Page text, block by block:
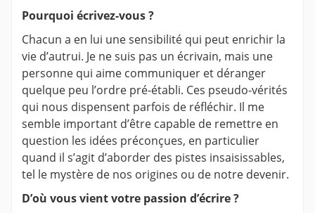
Pourquoi écrivez-vous ?
Chacun a en lui une sensibilité qui peut enrichir la
vie d’autrui. Je ne suis pas un écrivain, mais une
personne qui aime communiquer et déranger
quelque peu l’ordre pré-établi. Ces pseudo-vérités
qui nous dispensent parfois de réfléchir. Il me
semble important d’être capable de remettre en
question les idées préconçues, en particulier
quand il s’agit d’aborder des pistes insaisissables,
tel le mystère de nos origines ou de notre devenir.
D’où vous vient votre passion d’écrire ?